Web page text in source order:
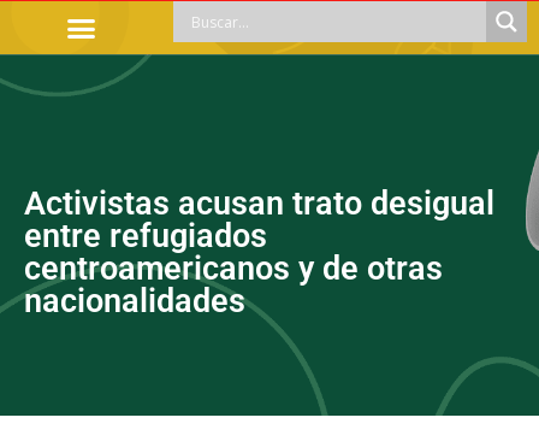
Activistas acusan trato desigual
entre refugiados
centroamericanos y de otras
nacionalidades